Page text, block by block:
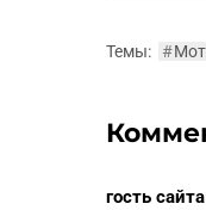
Темы: #
гость сайта